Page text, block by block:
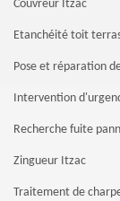
Couvreur Itzac
Etanchéité toit
Pose et réparation
Intervention
Recherche fuite
Zingueur Itzac
Traitement de